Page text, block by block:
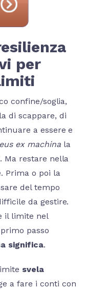
per
confine/soglia,
di scappare, di
a essere e
ex machinala
Ma restare nella
Prima o poi la
del tempo
da gestire.
il limite nel
passo
significa.
svela
a fare i conti con